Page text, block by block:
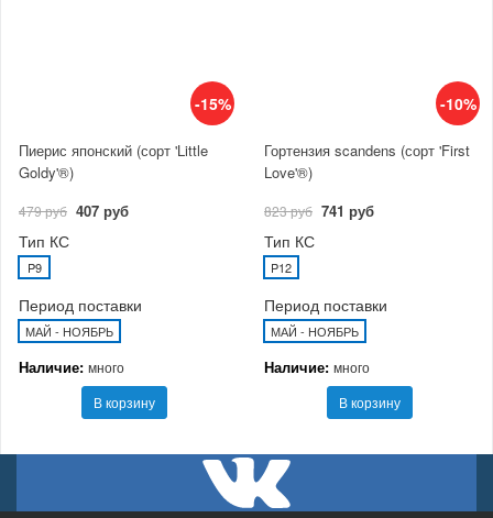
-15%
Пиерис японский (сорт 'Little
Goldy'®)
479 руб 407 руб
Тип КС
P9
Период поставки
МАЙ - НОЯБРЬ
Наличие: много
В корзину
-10%
Гортензия scandens (сорт 'First
Love'®)
823 руб 741 руб
Тип КС
P12
Период поставки
МАЙ - НОЯБРЬ
Наличие: много
В корзину